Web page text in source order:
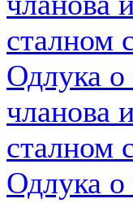
сталном
Одлука
чланова
сталном
Одлука